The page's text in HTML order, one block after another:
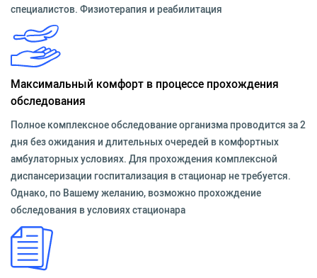
специалистов. Физиотерапия и реабилитация
Максимальный комфорт в процессе прохождения
обследования
Полное комплексное обследование организма проводится за 2
дня без ожидания и длительных очередей в комфортных
амбулаторных условиях. Для прохождения комплексной
диспансеризации госпитализация в стационар не требуется.
Однако, по Вашему желанию, возможно прохождение
обследования в условиях стационара